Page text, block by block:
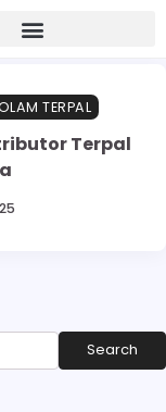
TERPAL
Terpal
Search